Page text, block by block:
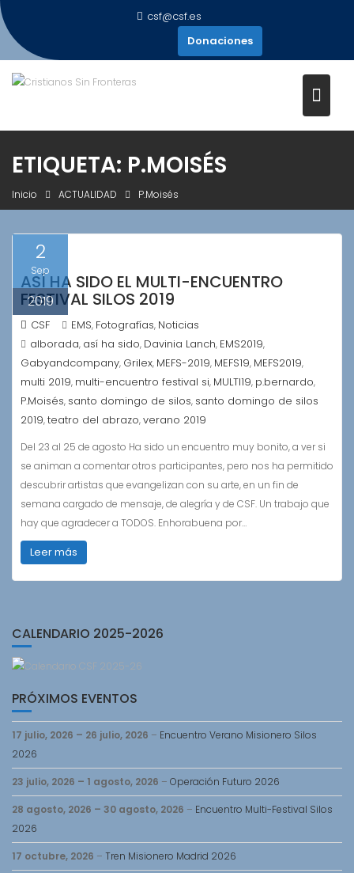
Saltar
al
contenido
csf@csf.es
Donaciones
ETIQUETA: P.MOISÉS
Inicio ACTUALIDAD P.Moisés
2
Sep
2019
ASÍ HA SIDO EL MULTI-ENCUENTRO
FESTIVAL SILOS 2019
CSF EMS, Fotografías, Noticias
alborada, así ha sido, Davinia Lanch, EMS2019,
Gabyandcompany, Grilex, MEFS-2019, MEFS19, MEFS2019,
multi 2019, multi-encuentro festival si, MULTI19, p.bernardo,
P.Moisés, santo domingo de silos, santo domingo de silos
2019,teatro del abrazo,verano 2019
Del 23 al 25 de agosto Ha sido un encuentro muy bonito, a ver si
se animan a comentar otros participantes, pero nos ha permitido
descubrir artistas que evangelizan con su arte, en un fin de
semana cargado de mensaje, de alegría y de CSF. Un trabajo que
hay que agradecer a TODOS. Enhorabuena por…
Leer más
CALENDARIO 2025-2026
PRÓXIMOS EVENTOS
17 julio, 2026 – 26 julio, 2026 – Encuentro Verano Misionero Silos
2026
23 julio, 2026 – 1 agosto, 2026 – Operación Futuro 2026
28 agosto, 2026 – 30 agosto, 2026 – Encuentro Multi-Festival Silos
2026
17 octubre, 2026 – Tren Misionero Madrid 2026